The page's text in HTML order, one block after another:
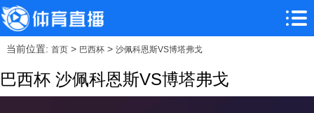
当前位置: 首页> 巴西杯> 沙佩科恩斯VS博塔弗戈
巴西杯 沙佩科恩斯VS博塔弗戈